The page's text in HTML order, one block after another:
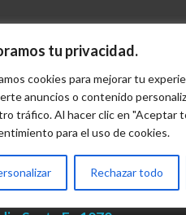
tu privacidad.
cookies para mejorar tu
anuncios o contenido
tráfico. Al hacer clic en "Aceptar
para el uso de cookies.
Rechazar todo
NACIONAL
Villalba
de Televisión
martes septiembre 2, 2014